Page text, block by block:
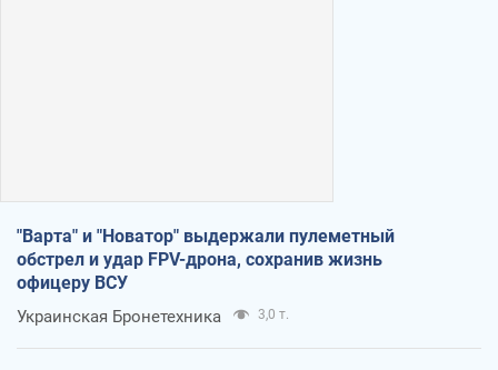
"Варта" и "Новатор" выдержали пулеметный
обстрел и удар FPV-дрона, сохранив жизнь
офицеру ВСУ
Украинская Бронетехника 3,0 т.